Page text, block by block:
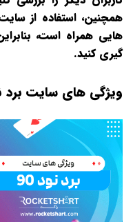
همچنین، استفاده از
هایی همراه است،
گیری کنید.
ویژگی های سایت برد